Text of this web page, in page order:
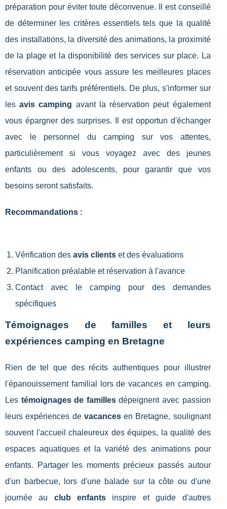
préparation pour éviter toute déconvenue. Il est conseillé
de déterminer les critères essentiels tels que la qualité
des installations, la diversité des animations, la proximité
de la plage et la disponibilité des services sur place. La
réservation anticipée vous assure les meilleures places
et souvent des tarifs préférentiels. De plus, s'informer sur
lesavis camping avant la réservation peut également
vous épargner des surprises. Il est opportun d'échanger
avec le personnel du camping sur vos attentes,
particulièrement si vous voyagez avec des jeunes
enfants ou des adolescents, pour garantir que vos
besoins seront satisfaits.
Recommandations :
Vérification des avis clients et des évaluations
Planification préalable et réservation à l'avance
Contact avec le camping pour des demandes
spécifiques
Témoignages de familles et leurs
expériences camping en Bretagne
Rien de tel que des récits authentiques pour illustrer
l'épanouissement familial lors de vacances en camping.
Les témoignages de famillesdépeignent avec passion
leurs expériences de vacancesen Bretagne, soulignant
souvent l'accueil chaleureux des équipes, la qualité des
espaces aquatiques et la variété des animations pour
enfants. Partager les moments précieux passés autour
d'un barbecue, lors d'une balade sur la côte ou d'une
journée au club enfants inspire et guide d'autres